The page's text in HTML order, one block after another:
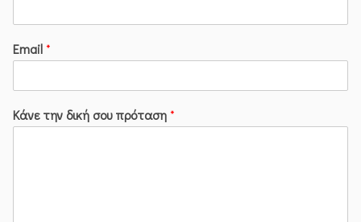
Email*
Κάνε την δική σου πρόταση*